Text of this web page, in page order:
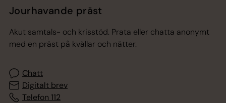
Jourhavande präst
Akut samtals- och krisstöd. Prata eller chatta anonymt
med en präst på kvällar och nätter.
Chatt
Digitalt brev
Telefon 112